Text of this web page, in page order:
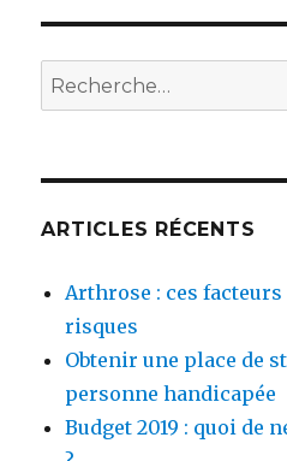
Recherche
pour
ARTICLES RÉCENTS
Arthrose : ces
risques
Obtenir une place de
personne handicapée
Budget 2019 : quoi de